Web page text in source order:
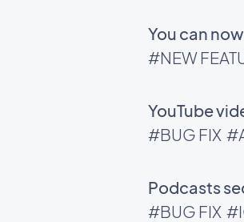
You can
#NEW
YouTube
#BUG FIX
Podcasts
#BUG FIX